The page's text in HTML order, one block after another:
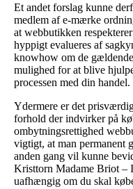
Et andet forslag kunne
medlem af e-mærke
at webbutikken
hyppigt evalueres af
knowhow om de
mulighed for at blive
processen med din handel.
Ydermere er det
forhold der indvirker på
ombytningsrettighed
vigtigt, at man permanent
anden gang vil kunne
Kristtorn Madame Briot
uafhængig om du skal